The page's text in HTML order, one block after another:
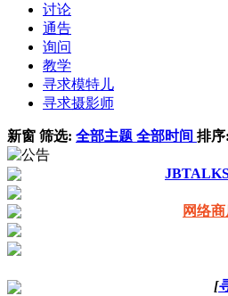
讨论
通告
询问
教学
寻求模特儿
寻求摄影师
新窗 筛选: 全部主题 全部时间 排序:
网络
[